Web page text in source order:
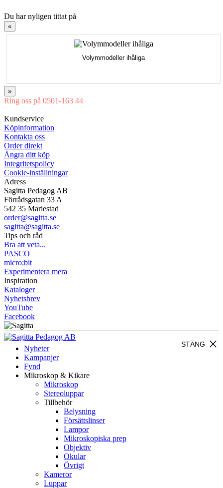
Du har nyligen tittat på
«
Volymmodeller ihåliga
»
Ring oss på 0501-163 44
Kundservice
Köpinformation
Kontakta oss
Order direkt
Ångra ditt köp
Integritetspolicy
Cookie-inställningar
Adress
Sagitta Pedagog AB
Förrådsgatan 33 A
542 35 Mariestad
order@sagitta.se
sagitta@sagitta.se
Tips och råd
Bra att veta...
PASCO
micro:bit
Experimentera mera
Inspiration
Kataloger
Nyhetsbrev
YouTube
Facebook
close
STÄNG
Nyheter
Kampanjer
Fynd
Mikroskop & Kikare
Mikroskop
Stereoluppar
Tillbehör
Belysning
Försättslinser
Lampor
Mikroskopiska prep
Objektiv
Okular
Övrigt
Kameror
Luppar